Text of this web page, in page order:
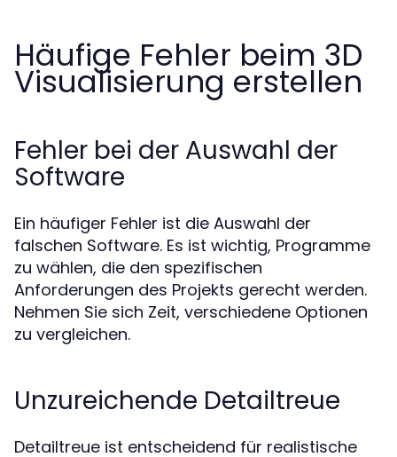
Häufige Fehler beim 3D
Visualisierung erstellen
Fehler bei der Auswahl der
Software
Ein häufiger Fehler ist die Auswahl der
falschen Software. Es ist wichtig, Programme
zu wählen, die den spezifischen
Anforderungen des Projekts gerecht werden.
Nehmen Sie sich Zeit, verschiedene Optionen
zu vergleichen.
Unzureichende Detailtreue
Detailtreue ist entscheidend für realistische